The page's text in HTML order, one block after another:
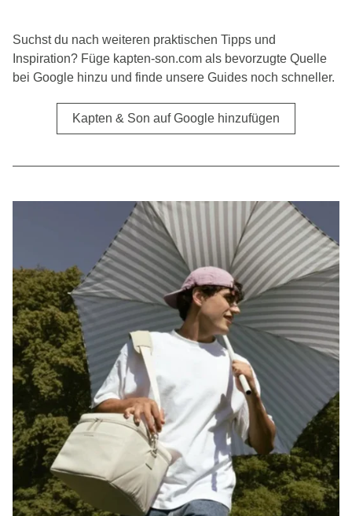
Suchst du nach weiteren praktischen Tipps und
Inspiration? Füge kapten-son.com als bevorzugte Quelle
bei Google hinzu und finde unsere Guides noch schneller.
Kapten & Son auf Google hinzufügen